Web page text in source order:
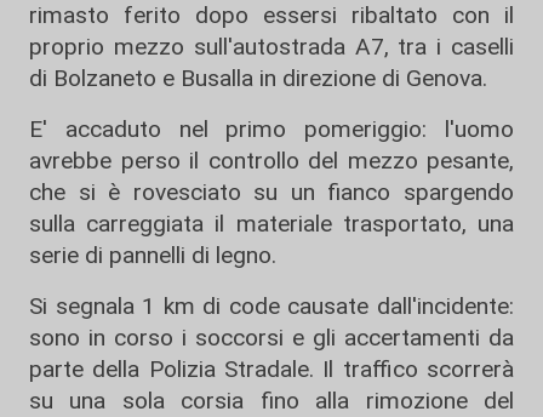
rimasto ferito dopo essersi ribaltato con il
proprio mezzo sull'autostrada A7, tra i caselli
di Bolzaneto e Busalla in direzione di Genova.
E' accaduto nel primo pomeriggio: l'uomo
avrebbe perso il controllo del mezzo pesante,
che si è rovesciato su un fianco spargendo
sulla carreggiata il materiale trasportato, una
serie di pannelli di legno.
Si segnala 1 km di code causate dall'incidente:
sono in corso i soccorsi e gli accertamenti da
parte della Polizia Stradale. Il traffico scorrerà
su una sola corsia fino alla rimozione del